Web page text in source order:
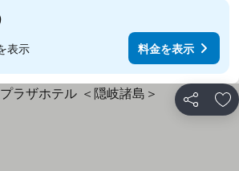
表示 料金を表示
シェア お